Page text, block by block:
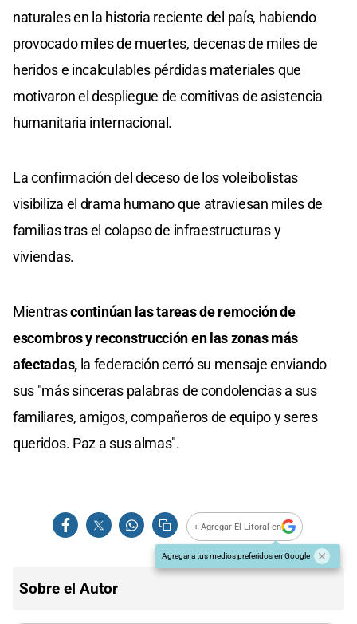
naturales en la historia reciente del país, habiendo
provocado miles de muertes, decenas de miles de
heridos e incalculables pérdidas materiales que
motivaron el despliegue de comitivas de asistencia
humanitaria internacional.
La confirmación del deceso de los voleibolistas
visibiliza el drama humano que atraviesan miles de
familias tras el colapso de infraestructuras y
viviendas.
Mientrascontinúan las tareas de remoción de
escombros y reconstrucción en las zonas más
afectadas, la federación cerró su mensaje enviando
sus "más sinceras palabras de condolencias a sus
familiares, amigos, compañeros de equipo y seres
queridos. Paz a sus almas".
+ Agregar El Litoral en
Agregar a tus medios preferidos en Google
Sobre el Autor